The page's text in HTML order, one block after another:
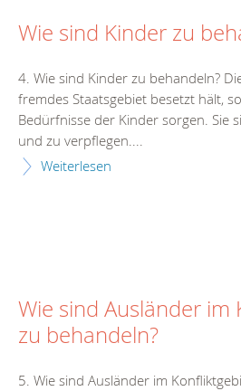
Wie sind Kinder zu
4. Wie sind Kinder zu behandeln?
fremdes Staatsgebiet besetzt hält,
Bedürfnisse der Kinder sorgen. Sie
und zu verpflegen....
Weiterlesen
Wie sind Ausländer im
zu behandeln?
5. Wie sind Ausländer im